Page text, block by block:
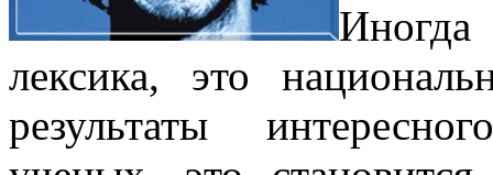
лексика, это
результаты